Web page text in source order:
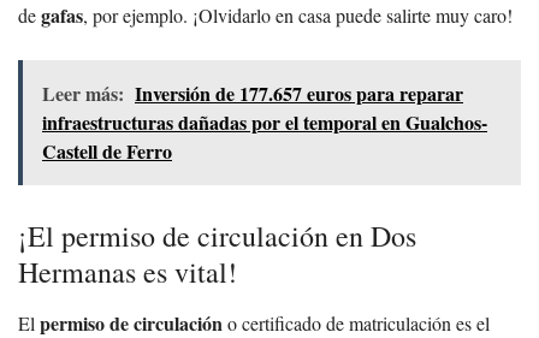
degafas, por ejemplo. ¡Olvidarlo en casa puede salirte muy caro!
Leer más: Inversión de 177.657 euros para reparar
infraestructuras dañadas por el temporal en Gualchos-
Castell de Ferro
¡El permiso de circulación en Dos
Hermanas es vital!
El permiso de circulacióno certificado de matriculación es el